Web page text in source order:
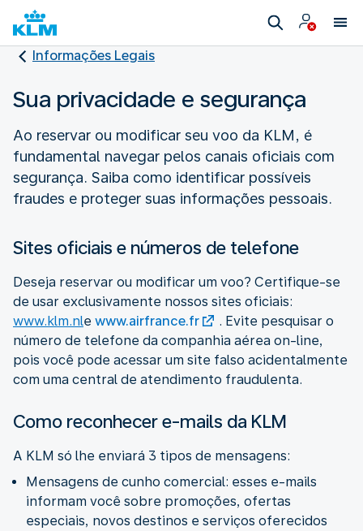
Informações Legais
Sua privacidade e segurança
Ao reservar ou modificar seu voo da KLM, é
fundamental navegar pelos canais oficiais com
segurança. Saiba como identificar possíveis
fraudes e proteger suas informações pessoais.
Sites oficiais e números de telefone
Deseja reservar ou modificar um voo? Certifique-se
de usar exclusivamente nossos sites oficiais:
www.klm.nle www.airfrance.fr
. Evite pesquisar o
número de telefone da companhia aérea on-line,
pois você pode acessar um site falso acidentalmente
com uma central de atendimento fraudulenta.
Como reconhecer e-mails da KLM
A KLM só lhe enviará 3 tipos de mensagens:
Mensagens de cunho comercial: esses e-mails
informam você sobre promoções, ofertas
especiais, novos destinos e serviços oferecidos